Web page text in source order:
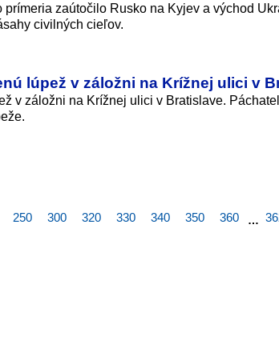
prímeria zaútočilo Rusko na Kyjev a východ
civilných cieľov.
lúpež v záložni na Krížnej ulici v
v záložni na Krížnej ulici v Bratislave.
250 300 320 330 340 350 360 …